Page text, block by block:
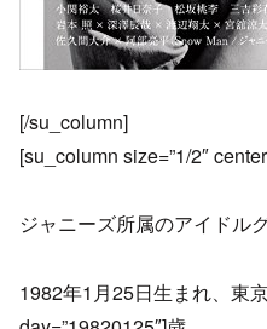
[/su_column]
[su_column size=”1/2″
ジャニーズ所属のアイドル
1982年1月25日生まれ、東